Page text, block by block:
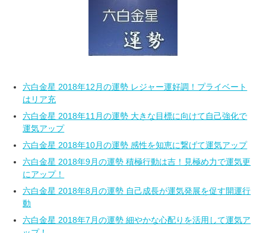
六白金星 2018年12月の運勢 レジャー運好調！プライベート
はリア充
六白金星 2018年11月の運勢 大きな目標に向けて自己強化で
運気アップ
六白金星 2018年10月の運勢 感性を知恵に繋げて運気アップ
六白金星 2018年9月の運勢 積極行動は吉！見極め力で運気更
にアップ！
六白金星 2018年8月の運勢 自己成長が運気発展を促す開運行
動
六白金星 2018年7月の運勢 細やかな心配りを活用して運気ア